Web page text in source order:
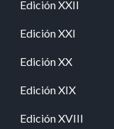
Edición XXII
Edición XXI
Edición XX
Edición XIX
Edición XVIII